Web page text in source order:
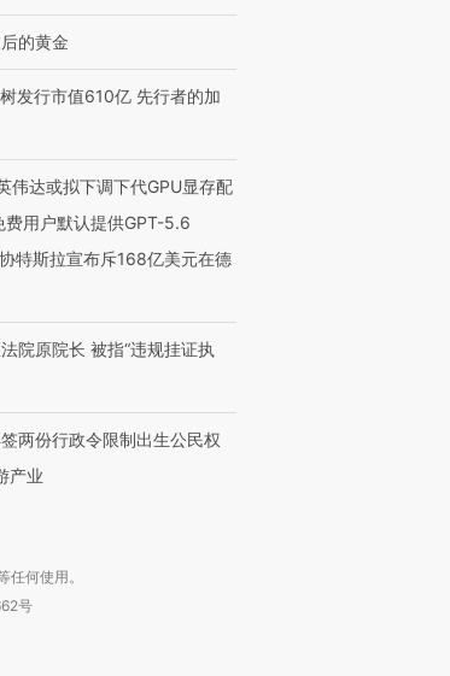
马航飞行员跨国走私7万
粒摇头丸 尿检体内含3种
视线｜被称为“蟑螂”的印
度Z世代 用街头抗争将教
【商旅对话】华住集团
的黄金
发行市值610亿 先行者的加
伟达或拟下调下代GPU显存配
用户默认提供GPT-5.6
特斯拉宣布斥168亿美元在德
院原院长 被指“违规挂证执
两份行政令限制出生公民权
产业
何使用。
号